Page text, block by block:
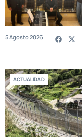
5 Agosto 2026
ACTUALIDAD